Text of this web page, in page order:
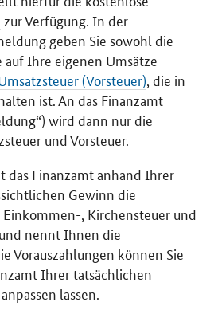
zur Verfügung. In der
geben Sie sowohl die
auf Ihre eigenen Umsätze
(Vorsteuer), die in
ist. An das Finanzamt
wird dann nur die
und Vorsteuer.
das Finanzamt anhand Ihrer
Gewinn die
, Kirchensteuer und
nennt Ihnen die
Vorauszahlungen können Sie
Ihrer tatsächlichen
lassen.